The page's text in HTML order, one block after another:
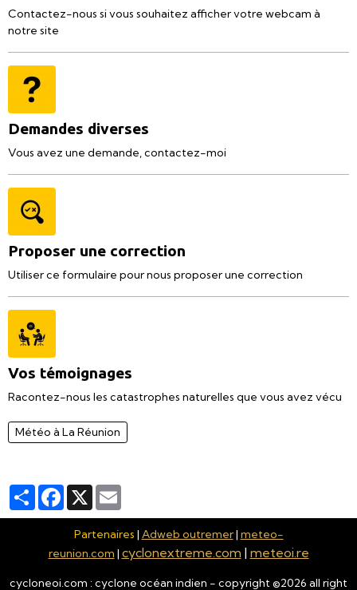
Contactez-nous si vous souhaitez afficher votre webcam à
notre site
Demandes diverses
Vous avez une demande, contactez-moi
Proposer une correction
Utiliser ce formulaire pour nous proposer une correction
Vos témoignages
Racontez-nous les catastrophes naturelles que vous avez vécu
Météo à La Réunion
PartagerFacebook
X
Partenaires | Adweb outremer| meteo-
reunion.com | cyclonextreme.com | meteoi.re
cycloneoi.com : cyclone océan indien - copyright ©2026 all right